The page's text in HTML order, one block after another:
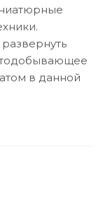
в данной